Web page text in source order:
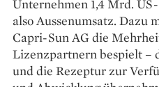
Unternehmen 1,4 Mrd.
also Aussenumsatz. Dazu
Capri-Sun AG die
Lizenzpartnern bespielt –
und die Rezeptur zur